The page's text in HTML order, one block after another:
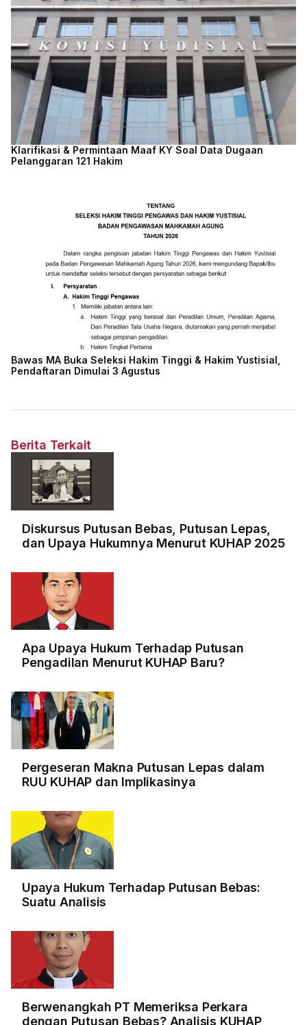
Klarifikasi & Permintaan Maaf KY Soal Data Dugaan
Pelanggaran 121 Hakim
Bawas MA Buka Seleksi Hakim Tinggi & Hakim Yustisial,
Pendaftaran Dimulai 3 Agustus
Berita Terkait
Diskursus Putusan Bebas, Putusan Lepas,
dan Upaya Hukumnya Menurut KUHAP 2025
Apa Upaya Hukum Terhadap Putusan
Pengadilan Menurut KUHAP Baru?
Pergeseran Makna Putusan Lepas dalam
RUU KUHAP dan Implikasinya
Upaya Hukum Terhadap Putusan Bebas:
Suatu Analisis
Berwenangkah PT Memeriksa Perkara
dengan Putusan Bebas? Analisis KUHAP